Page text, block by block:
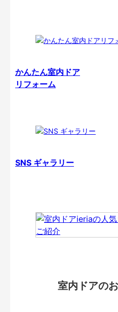
かんたん室内ドア
リフォーム
SNS ギャラリー
室内ドアの